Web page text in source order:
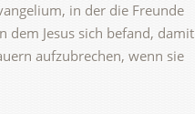
in der die Freunde
dem Jesus sich befand, damit
aufzubrechen, wenn sie